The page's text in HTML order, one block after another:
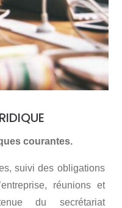
courantes.
suivi des obligations
réunions et
du secrétariat